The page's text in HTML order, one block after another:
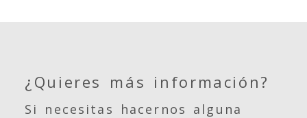
¿Quieres más información?
Si necesitas hacernos alguna